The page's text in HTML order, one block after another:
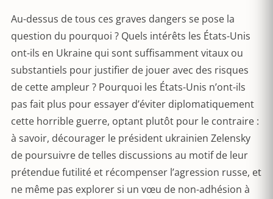
Au-dessus de tous ces graves dangers se pose la
question du pourquoi ? Quels intérêts les États-Unis
ont-ils en Ukraine qui sont suffisamment vitaux ou
substantiels pour justifier de jouer avec des risques
de cette ampleur ? Pourquoi les États-Unis n’ont-ils
pas fait plus pour essayer d’éviter diplomatiquement
cette horrible guerre, optant plutôt pour le contraire :
à savoir, décourager le président ukrainien Zelensky
de poursuivre de telles discussions au motif de leur
prétendue futilité et récompenser l’agression russe, et
ne même pas explorer si un vœu de non-adhésion à